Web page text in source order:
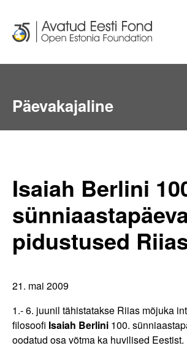
EN RU
Päevakajaline
Isaiah Berlini
pidustused
21. mai 2009
1.- 6. juunil tähistatakse Riias mõjuka
filosoofi Isaiah Berlini 100.
oodatud osa võtma ka huvilised Eestist.